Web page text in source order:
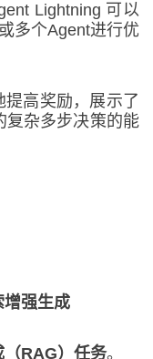
Lightning 可以
多个Agent进行优
高奖励，展示了
复杂多步决策的能
强生成
RAG）任务。